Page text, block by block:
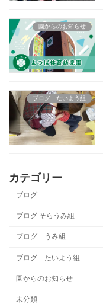
園からのお知らせ
ブログ たいよう組
カテゴリー
ブログ
ブログ そらうみ組
ブログ うみ組
ブログ たいよう組
園からのお知らせ
未分類